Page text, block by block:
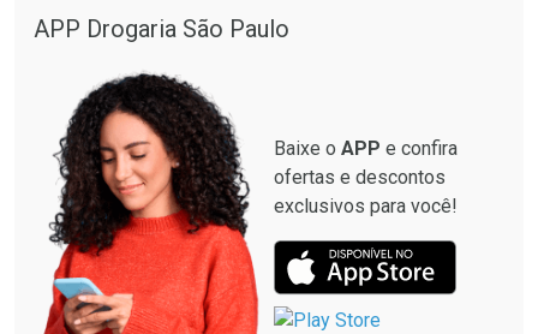
APP Drogaria São Paulo
Baixe o APP e confira
ofertas e descontos
exclusivos para você!